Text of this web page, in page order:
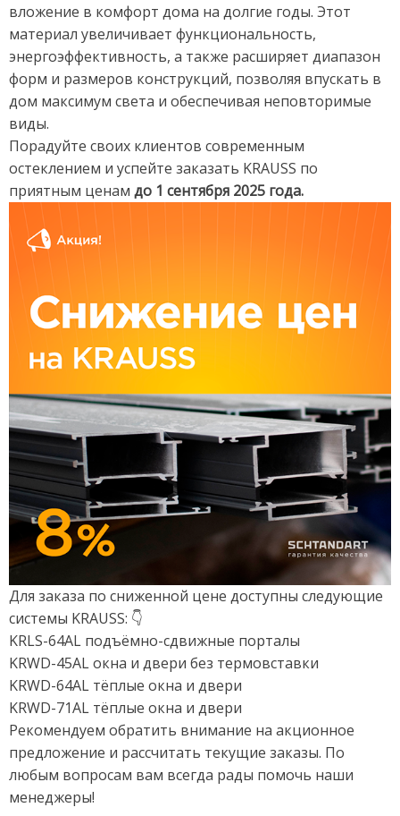
вложение в комфорт дома на долгие годы. Этот
материал увеличивает функциональность,
энергоэффективность, а также расширяет диапазон
форм и размеров конструкций, позволяя впускать в
дом максимум света и обеспечивая неповторимые
виды.
Порадуйте своих клиентов современным
остеклением и успейте заказать KRAUSS по
приятным ценам до 1 сентября 2025 года.
Для заказа по сниженной цене доступны следующие
системы KRAUSS: 👇
KRLS-64AL подъёмно-сдвижные порталы
KRWD-45AL окна и двери без термовставки
KRWD-64AL тёплые окна и двери
KRWD-71AL тёплые окна и двери
Рекомендуем обратить внимание на акционное
предложение и рассчитать текущие заказы. По
любым вопросам вам всегда рады помочь наши
менеджеры!